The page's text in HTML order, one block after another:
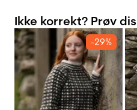
Ikke korrekt? Prøv
-29%